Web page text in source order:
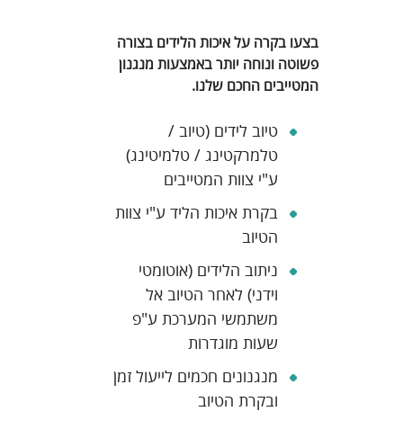
בצעו בקרה על איכות הלידים בצורה
פשוטה ונוחה יותר באמצעות מנגנון
המטייבים החכם שלנו.
טיוב לידים (טיוב /
טלמרקטינג / טלמיטינג)
ע"י צוות המטייבים
בקרת איכות הליד ע"י צוות
הטיוב
ניתוב הלידים (אוטומטי
וידני) לאחר הטיוב אל
משתמשי המערכת ע"פ
שעות מוגדרות
מנגנונים חכמים לייעול זמן
ובקרת הטיוב